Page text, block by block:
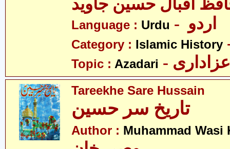
Language : Urdu
Category : Islamic History
Topic : Azadari - عزاداری
Tareekhe Sare Hussain
تاریخ سر حسین
Author : Muhammad Wasi